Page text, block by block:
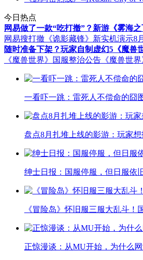
今日热点
网易做了一款“吃打撤”？新游《雾海之
网易搜打撤《诡影藏锋》新实机演示8
随时准备下架？玩家自制虚幻5《魔兽
《魔兽世界》国服整治公告 《魔兽世
一看吓一跳：雷死人不偿命的囧
盘点8月扎堆上线的影游：玩家
绅士日报：国服停服，但日服依
《冒险岛》怀旧服三服大乱斗
正惊漫谈：从MU开始，为什么